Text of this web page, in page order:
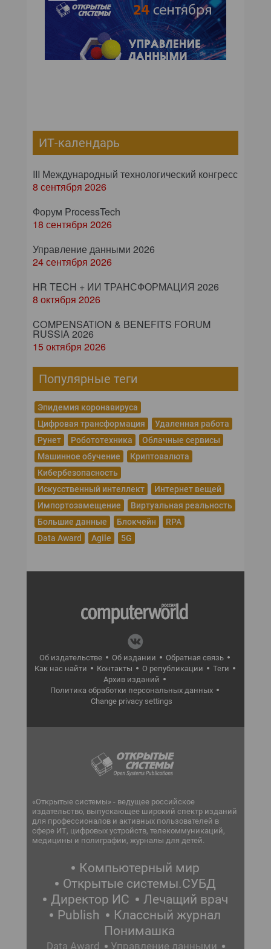
ИТ-календарь
III Международный технологический конгресс
8 сентября 2026
Форум ProcessTech
18 сентября 2026
Управление данными 2026
24 сентября 2026
HR TECH + ИИ ТРАНСФОРМАЦИЯ 2026
8 октября 2026
COMPENSATION & BENEFITS FORUM
RUSSIA 2026
15 октября 2026
Популярные теги
Эпидемия коронавируса
Цифровая трансформация
Удаленная работа
Рунет
Робототехника
Облачные сервисы
Машинное обучение
Криптовалюта
Кибербезопасность
Искусственный интеллект
Интернет вещей
Импортозамещение
Виртуальная реальность
Большие данные
Блокчейн
RPA
Data Award
Agile 5G
Об издательстве Об издании
Обратная связь
Как нас найти
Контакты О републикации
Теги
Архив изданий
Политика обработки персональных данных
Change privacy settings
«Открытые системы» - ведущее российское
издательство, выпускающее широкий спектр изданий
для профессионалов и активных пользователей в
сфере ИТ, цифровых устройств, телекоммуникаций,
медицины и полиграфии, журналы для детей.
Компьютерный мир
Открытые системы.СУБД
Директор ИС
Лечащий врач
Publish
Классный журнал
Понимашка
Data Award Управление данными